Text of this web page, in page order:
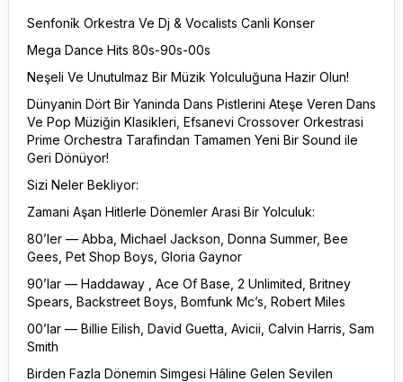
Senfoni̇k Orkestra Ve Dj & Vocalists Canli Konser
Mega Dance Hits 80s-90s-00s
Neşeli Ve Unutulmaz Bir Müzik Yolculuğuna Hazir Olun!
Dünyanin Dört Bir Yaninda Dans Pistlerini Ateşe Veren Dans
Ve Pop Müziğin Klasikleri, Efsanevi Crossover Orkestrasi
Prime Orchestra Tarafindan Tamamen Yeni Bir Sound ile
Geri Dönüyor!
Sizi Neler Bekliyor:
Zamani Aşan Hitlerle Dönemler Arasi Bir Yolculuk:
80’ler — Abba, Michael Jackson, Donna Summer, Bee
Gees, Pet Shop Boys, Gloria Gaynor
90’lar — Haddaway , Ace Of Base, 2 Unlimited, Britney
Spears, Backstreet Boys, Bomfunk Mc’s, Robert Miles
00’lar — Billie Eilish, David Guetta, Avicii, Calvin Harris, Sam
Smith
Birden Fazla Dönemin Simgesi Hâline Gelen Sevilen